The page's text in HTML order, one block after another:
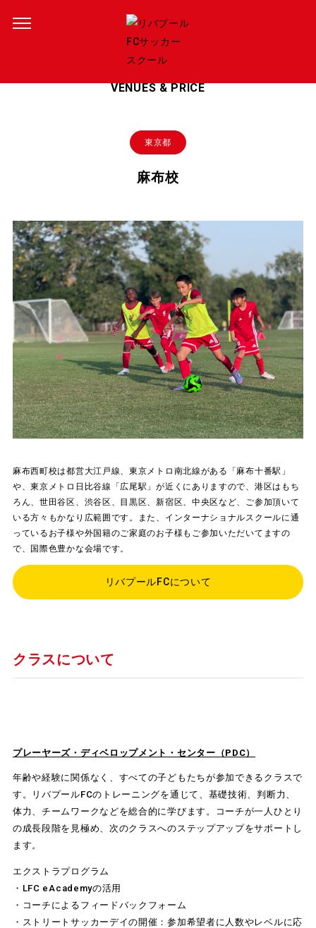
会場・料金
VENUES & PRICE
東京都
麻布校
麻布西町校は都営大江戸線、東京メトロ南北線がある「麻布十番駅」
や、東京メトロ日比谷線「広尾駅」が近くにありますので、港区はもち
ろん、世田谷区、渋谷区、目黒区、新宿区、中央区など、ご参加頂いて
いる方々もかなり広範囲です。また、インターナショナルスクールに通
っているお子様や外国籍のご家庭のお子様もご参加いただいてますの
で、国際色豊かな会場です。
リバプールFCについて
クラスについて
プレーヤーズ・ディベロップメント・センター（PDC）
年齢や経験に関係なく、すべての子どもたちが参加できるクラスで
す。リバプールFCのトレーニングを通じて、基礎技術、判断力、
体力、チームワークなどを総合的に学びます。コーチが一人ひとり
の成長段階を見極め、次のクラスへのステップアップをサポートし
ます。
エクストラプログラム
・LFC eAcademyの活用
・コーチによるフィードバックフォーム
・ストリートサッカーデイの開催：参加希望者に人数やレベルに応